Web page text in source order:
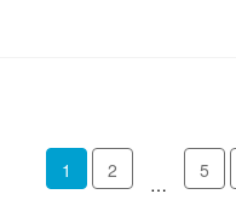
1 2
…
5